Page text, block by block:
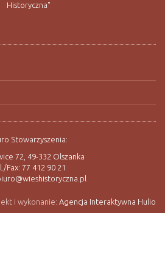
Historyczna"
Stowarzyszenia:
72, 49-332 Olszanka
Fax: 77 412 90 21
i wykonanie: Agencja Interaktywna Hulio